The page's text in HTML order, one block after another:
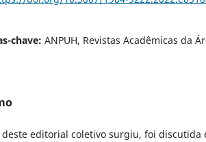
chave: ANPUH, Revistas Acadêmicas da
deste editorial coletivo surgiu, foi discutida